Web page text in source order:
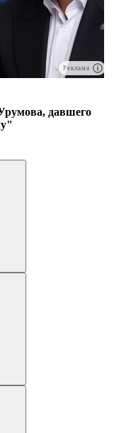
Реклама
давшего